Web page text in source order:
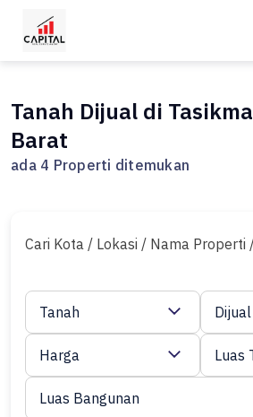
Tanah Dijual di
Barat
ada 4 Properti ditemukan
Cari Kota / Lokasi / Nama Properti
Tanah Dijual
Harga Luas
Luas Bangunan